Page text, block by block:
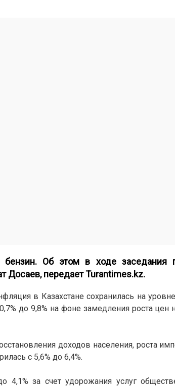
Об этом в ходе заседания
Досаев, передаетTurantimes.kz.
в Казахстане сохранилась на
до 9,8% на фоне замедления роста цен
доходов населения, роста
с 5,6% до 6,4%.
4,1% за счет удорожания услуг